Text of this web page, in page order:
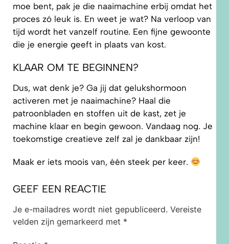
moe bent, pak je die naaimachine erbij omdat het
proces zó leuk is. En weet je wat? Na verloop van
tijd wordt het vanzelf routine. Een fijne gewoonte
die je energie geeft in plaats van kost.
KLAAR OM TE BEGINNEN?
Dus, wat denk je? Ga jij dat gelukshormoon
activeren met je naaimachine? Haal die
patroonbladen en stoffen uit de kast, zet je
machine klaar en begin gewoon. Vandaag nog. Je
toekomstige creatieve zelf zal je dankbaar zijn!
Maak er iets moois van, één steek per keer.
GEEF EEN REACTIE
Je e-mailadres wordt niet gepubliceerd. Vereiste
velden zijn gemarkeerd met *